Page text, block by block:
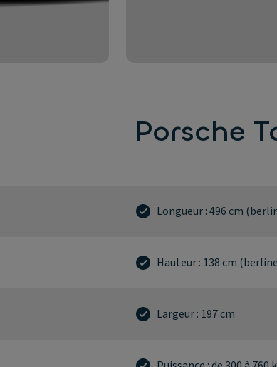
Porsche
Longueur : 496 cm
Hauteur : 138 cm
Largeur : 197 cm